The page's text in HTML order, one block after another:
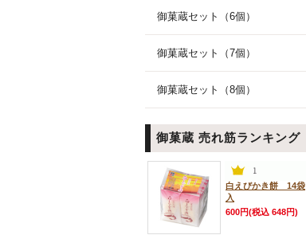
御菓蔵セット（6個）
御菓蔵セット（7個）
御菓蔵セット（8個）
御菓蔵 売れ筋ランキング
白えびかき餅 14袋
入
600円(税込 648円)